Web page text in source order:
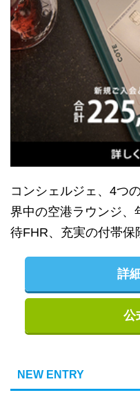
コンシェルジェ、4つ
界中の空港ラウンジ、
待FHR、充実の付帯保
詳
公
NEW ENTRY